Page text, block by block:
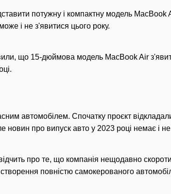
потужну і компактну модель MacBook
і не з'явитися цього року.
що 15-дюймова модель MacBook Air
автомобілем. Спочатку проєкт
про випуск авто у 2023 році немає і не
про те, що компанія нещодавно
створення повністю самокерованого